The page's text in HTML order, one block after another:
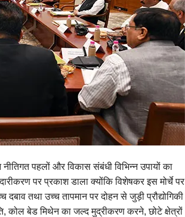
नीतिगत पहलों और विकास संबंधी विभिन्न उपायों का
पर प्रकाश डाला क्योंकि विशेषकर इस मोर्चे पर
तथा उच्च तापमान पर दोहन से जुड़ी प्रौद्योगिकी
कोल बेड मिथेन का जल्द मुद्रीकरण करने, छोटे क्षेत्रों